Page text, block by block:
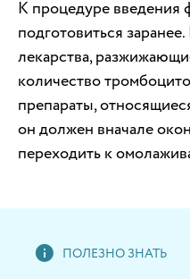
К процедуре введения
подготовиться
лекарства,
количество
препараты,
он должен вначале
переходить к